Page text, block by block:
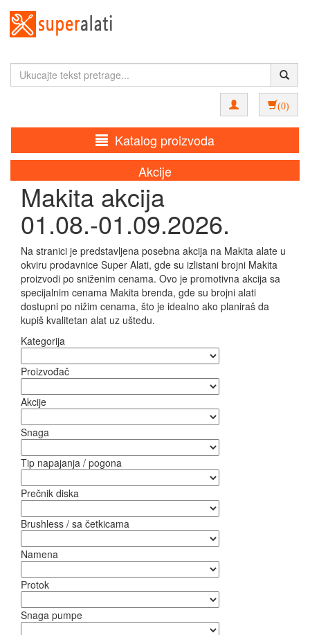
(0)
Katalog proizvoda
Akcije
Makita akcija
01.08.-01.09.2026.
Na stranici je predstavljena posebna akcija na Makita alate u
okviru prodavnice Super Alati, gde su izlistani brojni Makita
proizvodi po sniženim cenama. Ovo je promotivna akcija sa
specijalnim cenama Makita brenda, gde su brojni alati
dostupni po nižim cenama, što je idealno ako planiraš da
kupiš kvalitetan alat uz uštedu.
Kategorija
Proizvođač
Akcije
Snaga
Tip napajanja / pogona
Prečnik diska
Brushless / sa četkicama
Namena
Protok
Snaga pumpe